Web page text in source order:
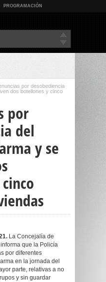
PROGRAMACIÓN
por desobediencia
dos botellones y cinco
por
del
y se
La Concejalía de
que la Policía
por diferentes
en la jornada del
parte, relativas a no
y sin guardar